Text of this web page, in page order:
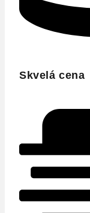
Skvelá cena